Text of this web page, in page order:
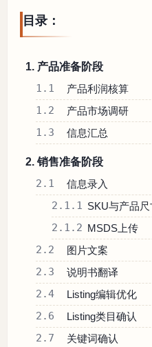
目录：
1. 产品准备阶段
1.1 产品利润核算
1.2 产品市场调研
1.3 信息汇总
2. 销售准备阶段
2.1 信息录入
2.1.1 SKU与产品尺
2.1.2 MSDS上传
2.2 图片文案
2.3 说明书翻译
2.4 Listing编辑优化
2.6 Listing类目确认
2.7 关键词确认